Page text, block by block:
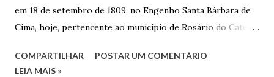
em 18 de setembro de 1809, no Engenho Santa Bárbara de
Cima, hoje, pertencente ao município de Rosário do Catete.
José de Faro Leitão, porém o casamento acabou com o
COMPARTILHAR
POSTAR UM COMENTÁRIO
LEIA MAIS »